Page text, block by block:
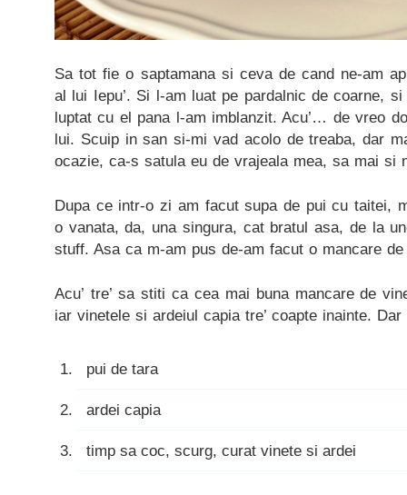
Sa tot fie o saptamana si ceva de cand ne-am
al lui Iepu’. Si l-am luat pe pardalnic de coarne,
luptat cu el pana l-am imblanzit. Acu’… de vreo
lui. Scuip in san si-mi vad acolo de treaba, dar
ocazie, ca-s satula eu de vrajeala mea, sa mai si
Dupa ce intr-o zi am facut supa de pui cu taitei,
o vanata, da, una singura, cat bratul asa, de la
stuff. Asa ca m-am pus de-am facut o mancare
Acu’ tre’ sa stiti ca cea mai buna mancare de
iar vinetele si ardeiul capia tre’ coapte inainte.
pui de tara
ardei capia
timp sa coc, scurg, curat vinete si ardei